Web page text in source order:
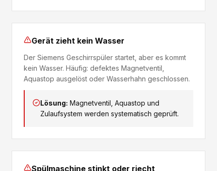
Gerät zieht kein Wasser
Der Siemens Geschirrspüler startet, aber es kommt
kein Wasser. Häufig: defektes Magnetventil,
Aquastop ausgelöst oder Wasserhahn geschlossen.
Lösung: Magnetventil, Aquastop und
Zulaufsystem werden systematisch geprüft.
Spülmaschine stinkt oder riecht